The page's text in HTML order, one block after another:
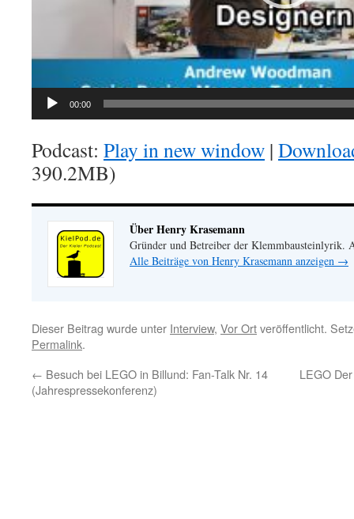
00:00
Podcast: Play in new window |
390.2MB)
Über Henry Krasemann
Gründer und Betreiber der Klemmbausteinlyrik.
Alle Beiträge von Henry Krasemann anzeigen →
Dieser Beitrag wurde unter Interview, Vor Ortveröffentlicht.
Permalink.
← Besuch bei LEGO in Billund: Fan-Talk Nr. 14
(Jahrespressekonferenz)
LEGO